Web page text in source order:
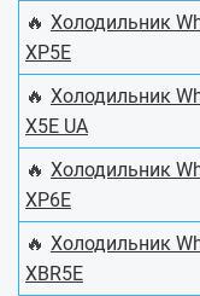
🔥 Холодильник
XP5E
🔥 Холодильник
X5E UA
🔥 Холодильник
XP6E
🔥 Холодильник
XBR5E